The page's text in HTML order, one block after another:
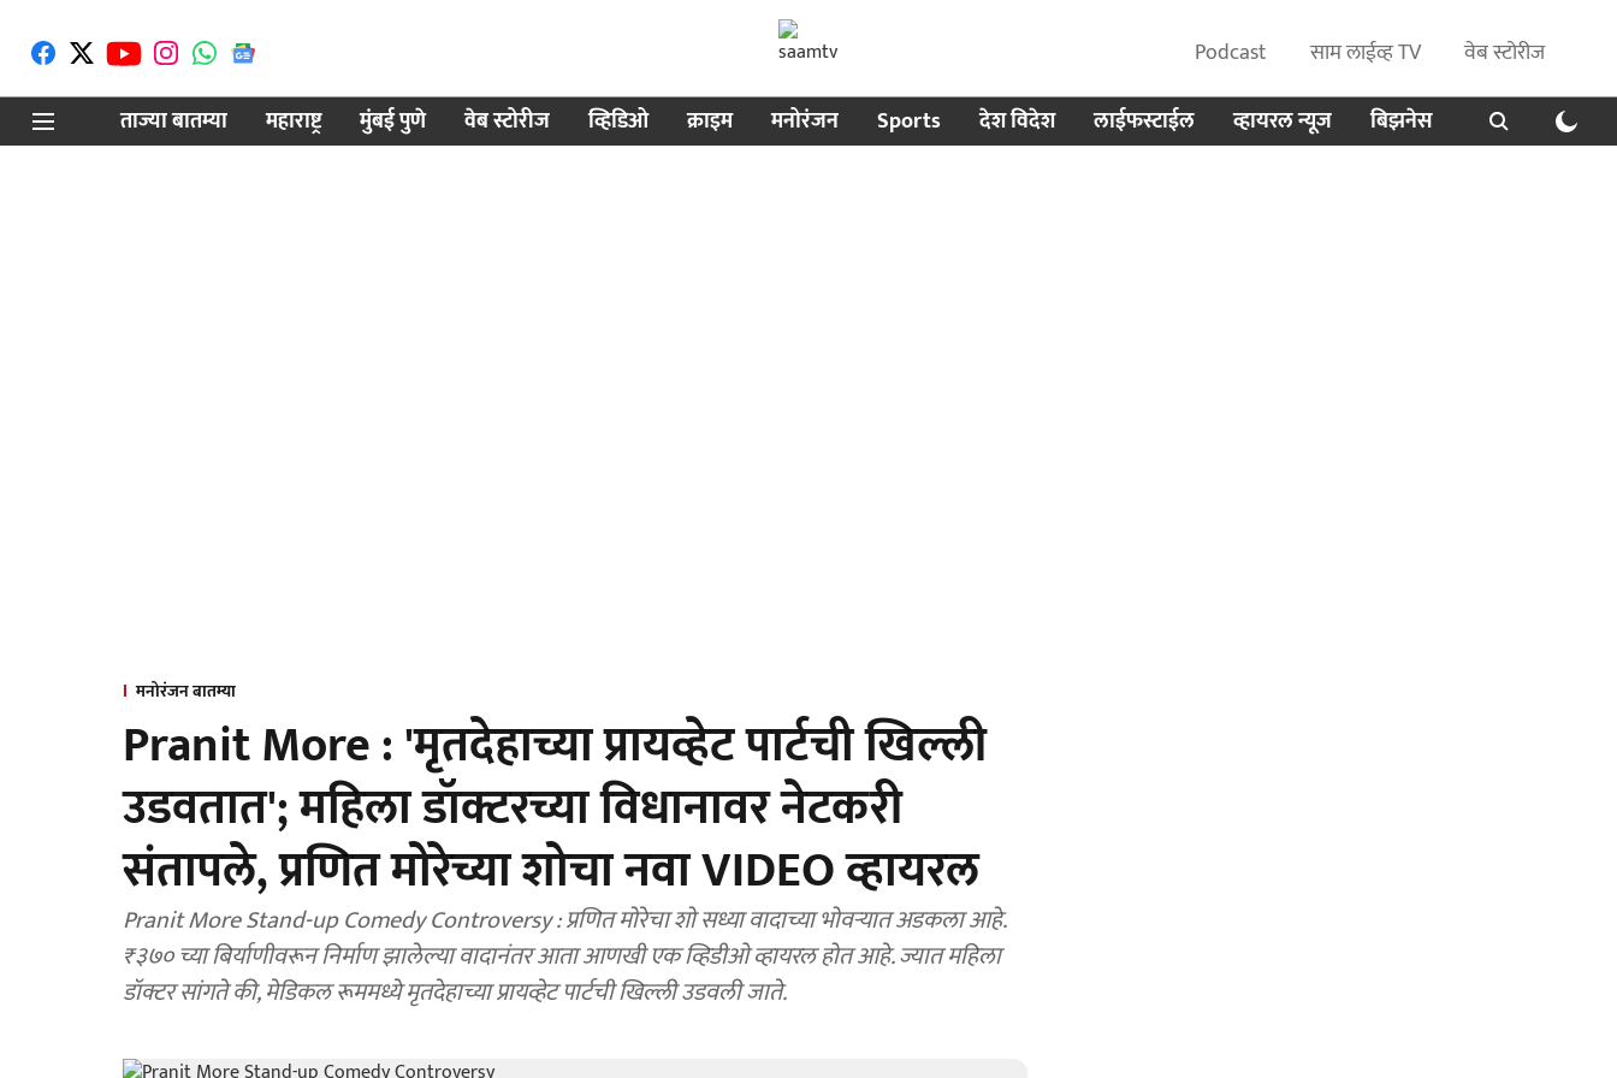
Podcast साम लाईव्ह TV
वेब स्टोरीज
ताज्या बातम्या
महाराष्ट्र मुंबई पुणे वेब स्टोरीज व्हिडिओ क्राइम मनोरंजन Sports देश विदेश लाईफस्टाईल व्हायरल न्यूज बिझनेस
मनोरंजन बातम्या
Pranit More : 'मृतदेहाच्या प्रायव्हेट पार्टची खिल्ली
उडवतात'; महिला डॉक्टरच्या विधानावर नेटकरी
संतापले, प्रणित मोरेच्या शोचा नवा VIDEO व्हायरल
Pranit More Stand-up Comedy Controversy : प्रणित मोरेचा शो सध्या वादाच्या भोवऱ्यात अडकला आहे.
₹३७० च्या बिर्याणीवरून निर्माण झालेल्या वादानंतर आता आणखी एक व्हिडीओ व्हायरल होत आहे. ज्यात महिला
डॉक्टर सांगते की, मेडि‍कल रूममध्ये मृतदेहाच्या प्रायव्हेट पार्टची खिल्ली उडवली जाते.